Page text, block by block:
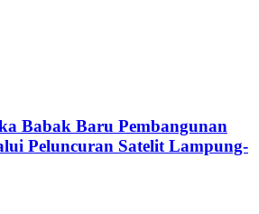
Babak Baru Pembangunan
Peluncuran Satelit Lampung-